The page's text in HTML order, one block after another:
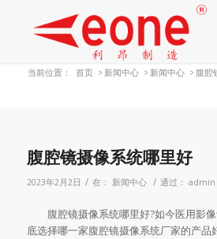
当前位置： 首页 > 新闻中心 > 新闻中心 > 腹腔
腹腔镜摄像系统哪里好
2023年2月2日 / 在： 新闻中心 / 通过： admin
腹腔镜摄像系统哪里好?如今医用影像
底选择哪一家腹腔镜摄像系统厂家的产品